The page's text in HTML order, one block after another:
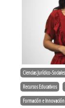
Ciencias Jurídico-Sociales
Recursos Educativos
Formación e Innovación